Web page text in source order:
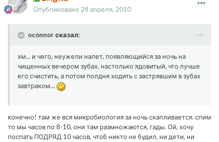
Опубликовано 28 апреля, 2010
oconnor сказал:
хм... и чего, неужели налет, появляющийся за ночь на
чищенных вечером зубах, настолько ядовитый, что лучше
его счистить, а потом полдня ходить с застрявшим в зубах
завтраком...
конечно! там же вся микробиология за ночь скапливается. спим
то мы часов по 8-10, они там размножаются, гады. Ой, хочу
поспать ПОДРЯД 10 часов, чтоб никто не будил, ни дети, ни